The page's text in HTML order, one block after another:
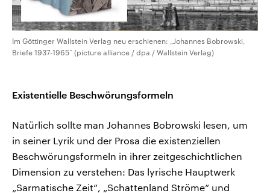
Im Göttinger Wallstein Verlag neu erschienen: „Johannes Bobrowski,
Briefe 1937-1965“ (picture alliance / dpa / Wallstein Verlag)
Existentielle Beschwörungsformeln
Natürlich sollte man Johannes Bobrowski lesen, um
in seiner Lyrik und der Prosa die existenziellen
Beschwörungsformeln in ihrer zeitgeschichtlichen
Dimension zu verstehen: Das lyrische Hauptwerk
„Sarmatische Zeit“, „Schattenland Ströme“ und